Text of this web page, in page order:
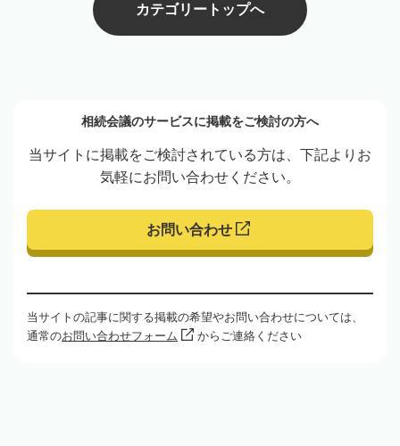
カテゴリートップへ
相続会議のサービスに掲載をご検討の方へ
当サイトに掲載をご検討されている方は、下記よりお
気軽にお問い合わせください。
お問い合わせ
当サイトの記事に関する掲載の希望やお問い合わせについては、
通常のお問い合わせフォーム からご連絡ください